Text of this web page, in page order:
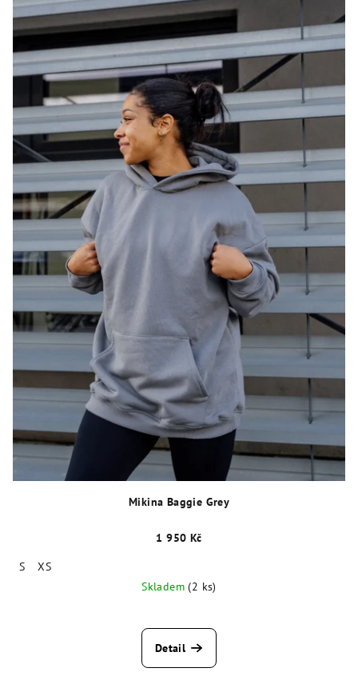
Mikina Baggie Grey
1 950 Kč
S
XS
Skladem(2 ks)
Detail